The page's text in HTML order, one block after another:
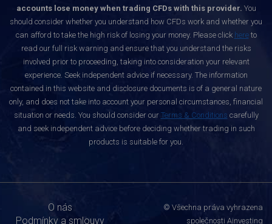
accounts lose money when trading CFDs with this provider. You
should consider whether you understand how CFDs work and whether you
can afford to take the high risk of losing your money. Please click hereto
read our full risk warning and ensure that you understand the risks
involved prior to proceeding, taking into consideration your relevant
experience. Seek independent advice if necessary. The information
contained in this website and disclosure documents is of a general nature
only, and does not take into account your personal circumstances, financial
situation or needs. You should consider our Terms & Conditions carefully
and seek independent advice before deciding whether trading in such
products is suitable for you.
O nás
Podmínky a smlouvy
© Všechna práva vyhrazena
společnosti Ainvesting